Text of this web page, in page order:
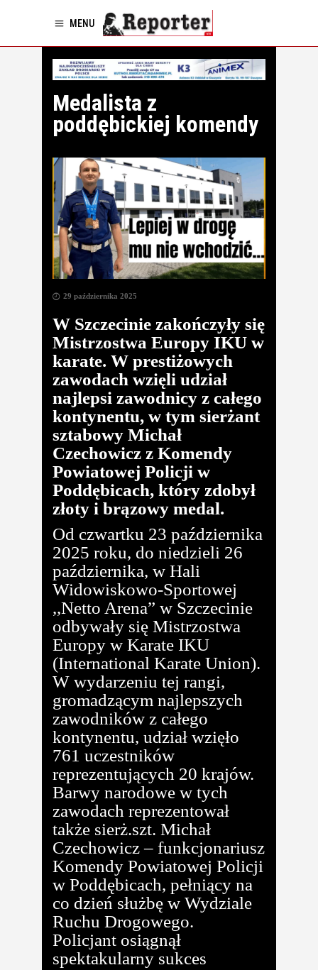
MENU
Medalista z
poddębickiej komendy
29 października 2025
W Szczecinie zakończyły się
Mistrzostwa Europy IKU w
karate. W prestiżowych
zawodach wzięli udział
najlepsi zawodnicy z całego
kontynentu, w tym sierżant
sztabowy Michał
Czechowicz z Komendy
Powiatowej Policji w
Poddębicach, który zdobył
złoty i brązowy medal.
Od czwartku 23 października
2025 roku, do niedzieli 26
października, w Hali
Widowiskowo-Sportowej
,,Netto Arena” w Szczecinie
odbywały się Mistrzostwa
Europy w Karate IKU
(International Karate Union).
W wydarzeniu tej rangi,
gromadzącym najlepszych
zawodników z całego
kontynentu, udział wzięło
761 uczestników
reprezentujących 20 krajów.
Barwy narodowe w tych
zawodach reprezentował
także sierż.szt. Michał
Czechowicz – funkcjonariusz
Komendy Powiatowej Policji
w Poddębicach, pełniący na
co dzień służbę w Wydziale
Ruchu Drogowego.
Policjant osiągnął
spektakularny sukces